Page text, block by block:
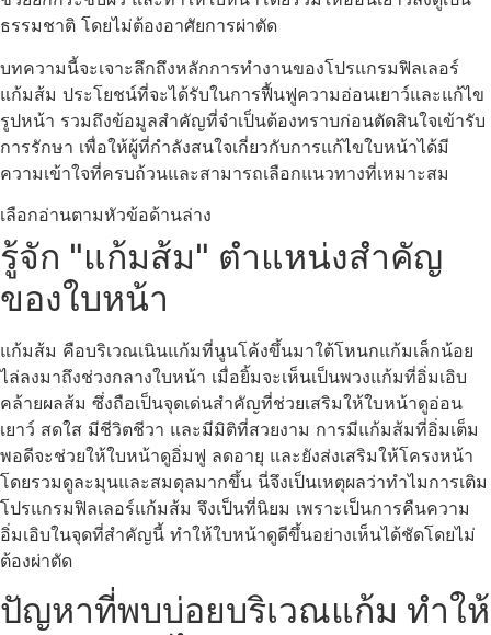
ธรรมชาติ โดยไม่ต้องอาศัยการผ่าตัด
บทความนี้จะเจาะลึกถึงหลักการทำงานของโปรแกรมฟิลเลอร์
แก้มส้ม ประโยชน์ที่จะได้รับในการฟื้นฟูความอ่อนเยาว์และแก้ไข
รูปหน้า รวมถึงข้อมูลสำคัญที่จำเป็นต้องทราบก่อนตัดสินใจเข้ารับ
การรักษา เพื่อให้ผู้ที่กำลังสนใจเกี่ยวกับการแก้ไขใบหน้าได้มี
ความเข้าใจที่ครบถ้วนและสามารถเลือกแนวทางที่เหมาะสม
เลือกอ่านตามหัวข้อด้านล่าง
รู้จัก "แก้มส้ม" ตำแหน่งสำคัญ
ของใบหน้า
แก้มส้ม คือบริเวณเนินแก้มที่นูนโค้งขึ้นมาใต้โหนกแก้มเล็กน้อย
ไล่ลงมาถึงช่วงกลางใบหน้า เมื่อยิ้มจะเห็นเป็นพวงแก้มที่อิ่มเอิบ
คล้ายผลส้ม ซึ่งถือเป็นจุดเด่นสำคัญที่ช่วยเสริมให้ใบหน้าดูอ่อน
เยาว์ สดใส มีชีวิตชีวา และมีมิติที่สวยงาม การมีแก้มส้มที่อิ่มเต็ม
พอดีจะช่วยให้ใบหน้าดูอิ่มฟู ลดอายุ และยังส่งเสริมให้โครงหน้า
โดยรวมดูละมุนและสมดุลมากขึ้น นี่จึงเป็นเหตุผลว่าทำไมการเติม
โปรแกรมฟิลเลอร์แก้มส้ม จึงเป็นที่นิยม เพราะเป็นการคืนความ
อิ่มเอิบในจุดที่สำคัญนี้ ทำให้ใบหน้าดูดีขึ้นอย่างเห็นได้ชัดโดยไม่
ต้องผ่าตัด
ปัญหาที่พบบ่อยบริเวณแก้ม ทำให้